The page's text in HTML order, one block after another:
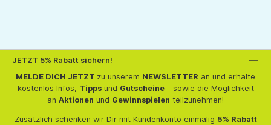
JETZT 5% Rabatt sichern!
MELDE DICH JETZT zu unserem NEWSLETTER an und erhalte
kostenlos Infos, Tippsund Gutscheine- sowie die Möglichkeit
an Aktionen und Gewinnspielen teilzunehmen!
Zusätzlich schenken wir Dir mit Kundenkonto einmalig 5% Rabatt